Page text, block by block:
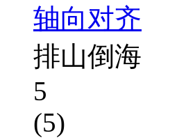
轴向对齐
排山倒海
5
(5)